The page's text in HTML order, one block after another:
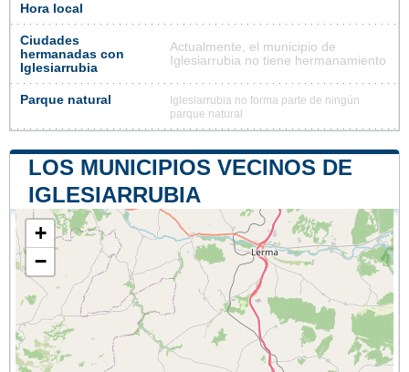
Hora local
Ciudades
hermanadas con
Iglesiarrubia
Actualmente, el municipio de
Iglesiarrubia no tiene hermanamiento
Parque natural
Iglesiarrubia no forma parte de ningún
parque natural
LOS MUNICIPIOS VECINOS DE
IGLESIARRUBIA
+
−